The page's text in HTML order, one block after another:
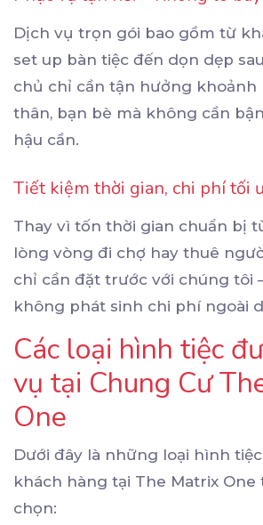
Dịch vụ trọn gói bao gồm từ
set up bàn tiệc đến dọn dẹp
chủ chỉ cần tận hưởng khoảnh
thân, bạn bè mà không cần
hậu cần.
Tiết kiệm thời gian, chi phí tối
Thay vì tốn thời gian chuẩn bị
lòng vòng đi chợ hay thuê
chỉ cần đặt trước với chúng tôi
không phát sinh chi phí ngoài
Các loại hình tiệc
vụ tại Chung Cư
One
Dưới đây là những loại hình
khách hàng tại The Matrix
chọn: